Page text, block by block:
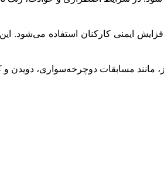
ایمنی کارکنان استفاده می‌شود. این
مسابقات دوچرخه‌سواری، دویدن و